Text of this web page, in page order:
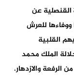
القنصلية عن
ووفاءها للعرش
القلبية
الملك محمد
الرفعة والازدهار.